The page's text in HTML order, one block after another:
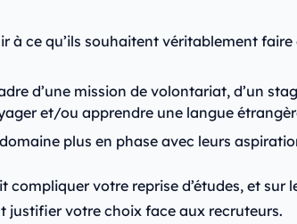
à ce qu’ils souhaitent véritablement faire
d’une mission de volontariat, d’un
et/ou apprendre une langue
plus en phase avec leurs
compliquer votre reprise d’études, et sur
justifier votre choix face aux recruteurs.